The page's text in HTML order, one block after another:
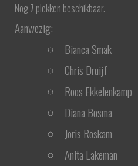
Nog7 plekken beschikbaar.
Aanwezig:
Bianca Smak
Chris Druijf
Roos Ekkelenkamp
Diana Bosma
Joris Roskam
Anita Lakeman